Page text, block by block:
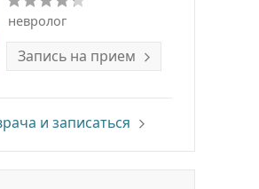
невролог
Запись на прием
и записаться